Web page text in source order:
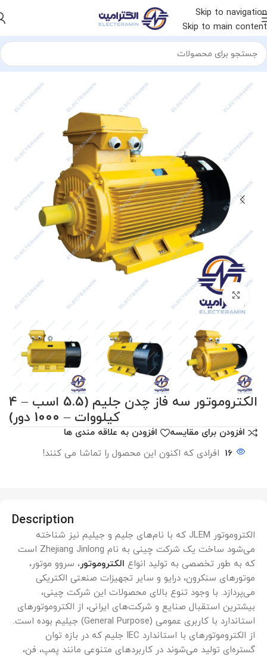
Skip to navigation
Skip to main content
خانه الکتروموتور الکتروموتور چینی الکتروموتور جلیم
برای بزرگنمایی کلیک کنید
الکتروموتور سه فاز چدن جلیم (5.5 اسب – 4
کیلووات – 1000 دور)
افزودن برای مقایسه
افزودن به علاقه مندی ها
16 افرادی که اکنون این محصول را تماشا می کنند!
Description
الکتروموتور JLEM که با نام‌های جلیم و جیلیم نیز شناخته
می‌شود ساخت یک شرکت چینی به نام Zhejiang Jinlong است
که به طور تخصصی به تولید انواع الکتروموتور، سروو موتور،
موتورهای سنکرون، درایو و سایر تجهیزات صنعتی الکتریکی
می‌پردازد. با وجود تنوع بالای محصولات این شرکت چینی،
بیشترین استقبال صنایع و شرکت‌های ایرانی، از الکتروموتورهای
استاندارد با کاربری عمومی (General Purpose) جیلیم بوده است.
از الکتروموتورهای با استاندارد IEC جلیم که در بازه توان
گستره‌ای تولید می‌شوند در کاربردهای متنوعی مانند پمپ، فن،